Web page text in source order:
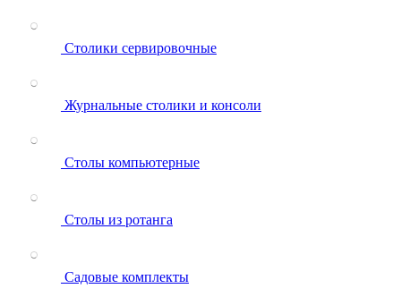
Столики сервировочные
Журнальные столики и консоли
Столы компьютерные
Столы из ротанга
Садовые комплекты